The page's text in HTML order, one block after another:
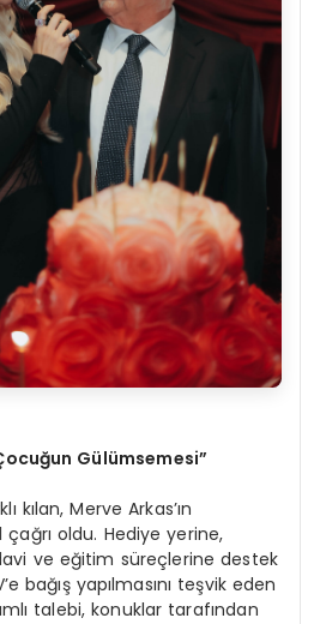
Gülümsemesi”
kılan, Merve Arkas’ın
çağrı oldu. Hediye yerine,
ve eğitim süreçlerine destek
bağış yapılmasını teşvik eden
talebi, konuklar tarafından